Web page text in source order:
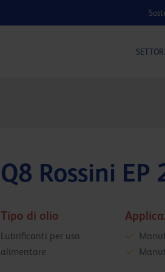
Q8 Rossini EP
Tipo di olio
Lubrificanti per uso
alimentare